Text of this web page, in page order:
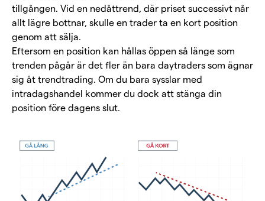
tillgången. Vid en nedåttrend, där priset successivt når
allt lägre bottnar, skulle en trader ta en kort position
genom att sälja.
Eftersom en position kan hållas öppen så länge som
trenden pågår är det fler än bara daytraders som ägnar
sig åt trendtrading. Om du bara sysslar med
intradagshandel kommer du dock att stänga din
position före dagens slut.